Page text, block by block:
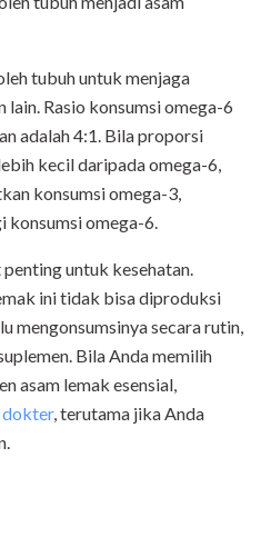
tubuh untuk menjaga
lain. Rasio konsumsi omega-6
adalah 4:1. Bila proporsi
kecil daripada omega-6,
konsumsi omega-3,
konsumsi omega-6.
untuk kesehatan.
ini tidak bisa diproduksi
mengonsumsinya secara rutin,
Bila Anda memilih
asam lemak esensial,
dokter, terutama jika Anda